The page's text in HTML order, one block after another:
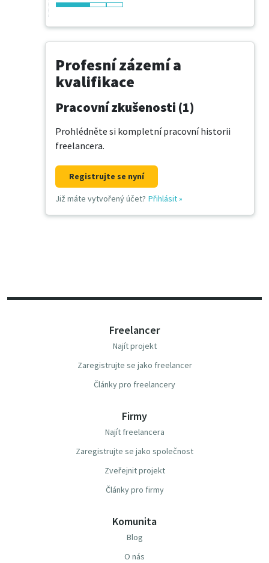
Profesní zázemí a
kvalifikace
Pracovní zkušenosti (1)
Prohlédněte si kompletní pracovní historii
freelancera.
Registrujte se nyní
Již máte vytvořený účet? Přihlásit»
Freelancer
Najít projekt
Zaregistrujte se jako freelancer
Články pro freelancery
Firmy
Najít freelancera
Zaregistrujte se jako společnost
Zveřejnit projekt
Články pro firmy
Komunita
Blog
O nás